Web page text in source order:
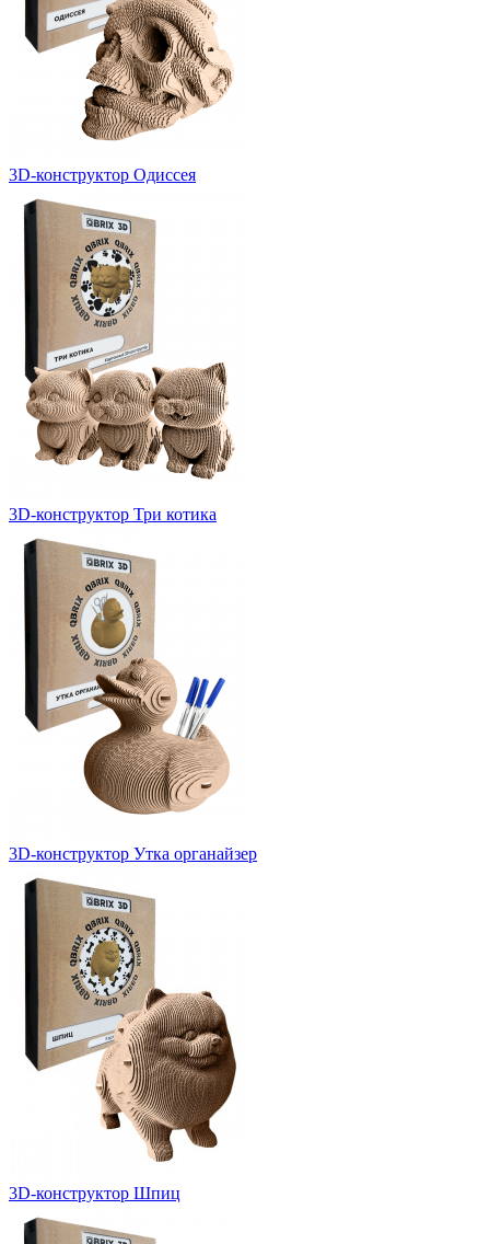
3D-конструктор Одиссея
3D-конструктор Три котика
3D-конструктор Утка органайзер
3D-конструктор Шпиц